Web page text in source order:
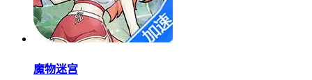
魔物迷宫